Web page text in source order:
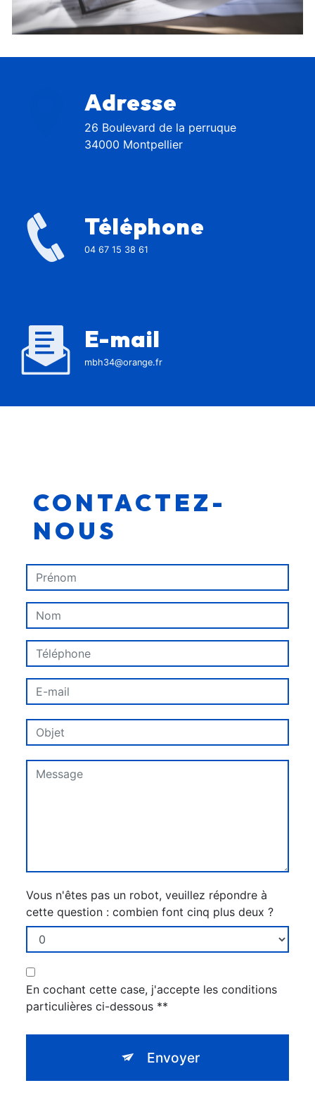
Adresse
26 Boulevard de la perruque
34000 Montpellier
Téléphone
04 67 15 38 61
E-mail
mbh34@orange.fr
CONTACTEZ-
NOUS
Vous n'êtes pas un robot, veuillez répondre à
cette question : combien font cinq plus deux ?
En cochant cette case, j'accepte les conditions
particulières ci-dessous **
Envoyer